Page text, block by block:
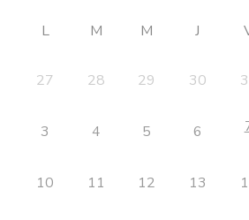
L M M J
27 28 29 30
3 4 5 6
10 11 12 13